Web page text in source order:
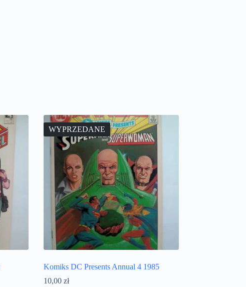
WYPRZEDANE
Komiks DC Presents Annual 4 1985
10,00 zł